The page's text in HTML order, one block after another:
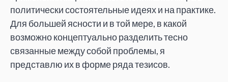
политически состоятельные идеях и на практике.
Для большей ясности и в той мере, в какой
возможно концептуально разделить тесно
связанные между собой проблемы, я
представлю их в форме ряда тезисов.